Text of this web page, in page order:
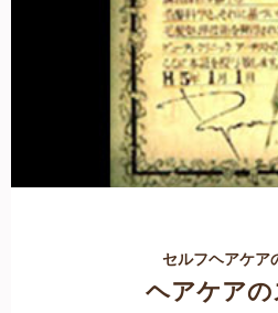
セルフヘアケア
ヘアケア